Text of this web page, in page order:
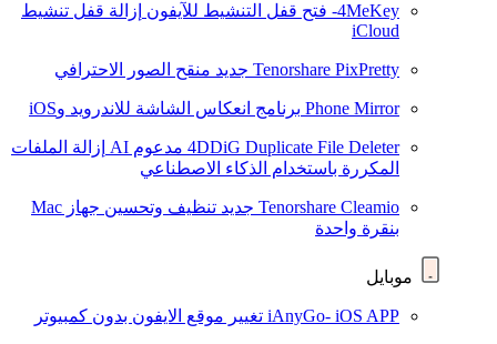
4MeKey- فتح قفل التنشيط للآيفون
إزالة قفل تنشيط
iCloud
Tenorshare PixPretty جديد منقح الصور الاحترافي
Phone Mirror برنامج انعكاس الشاشة للاندرويد وiOS
4DDiG Duplicate File Deleter مدعوم AI
إزالة الملفات
المكررة باستخدام الذكاء الاصطناعي
Tenorshare Cleamio جديد
تنظيف وتحسين جهاز Mac
بنقرة واحدة
موبايل
iAnyGo- iOS APP تغيير موقع الايفون بدون كمبيوتر